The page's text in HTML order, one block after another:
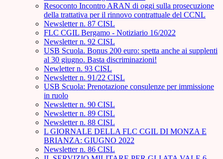
Resoconto Incontro ARAN di oggi sulla prosecuzione
della trattativa per il rinnovo contrattuale del CCNL
Newsletter n. 87 CISL
FLC CGIL Bergamo - Notiziario 16/2022
Newsletter n. 92 CISL
USB Scuola. Bonus 200 euro: spetta anche ai supplenti
al 30 giugno. Basta discriminazioni!
Newletter n. 93 CISL
Newsletter n. 91/22 CISL
USB Scuola: Prenotazione consulenze per immissione
in ruolo
Newsletter n. 90 CISL
Newsletter n. 89 CISL
Newsletter n. 88 CISL
L GIORNALE DELLA FLC CGIL DI MONZA E
BRIANZA: GIUGNO 2022
Newsletter n. 86 CISL